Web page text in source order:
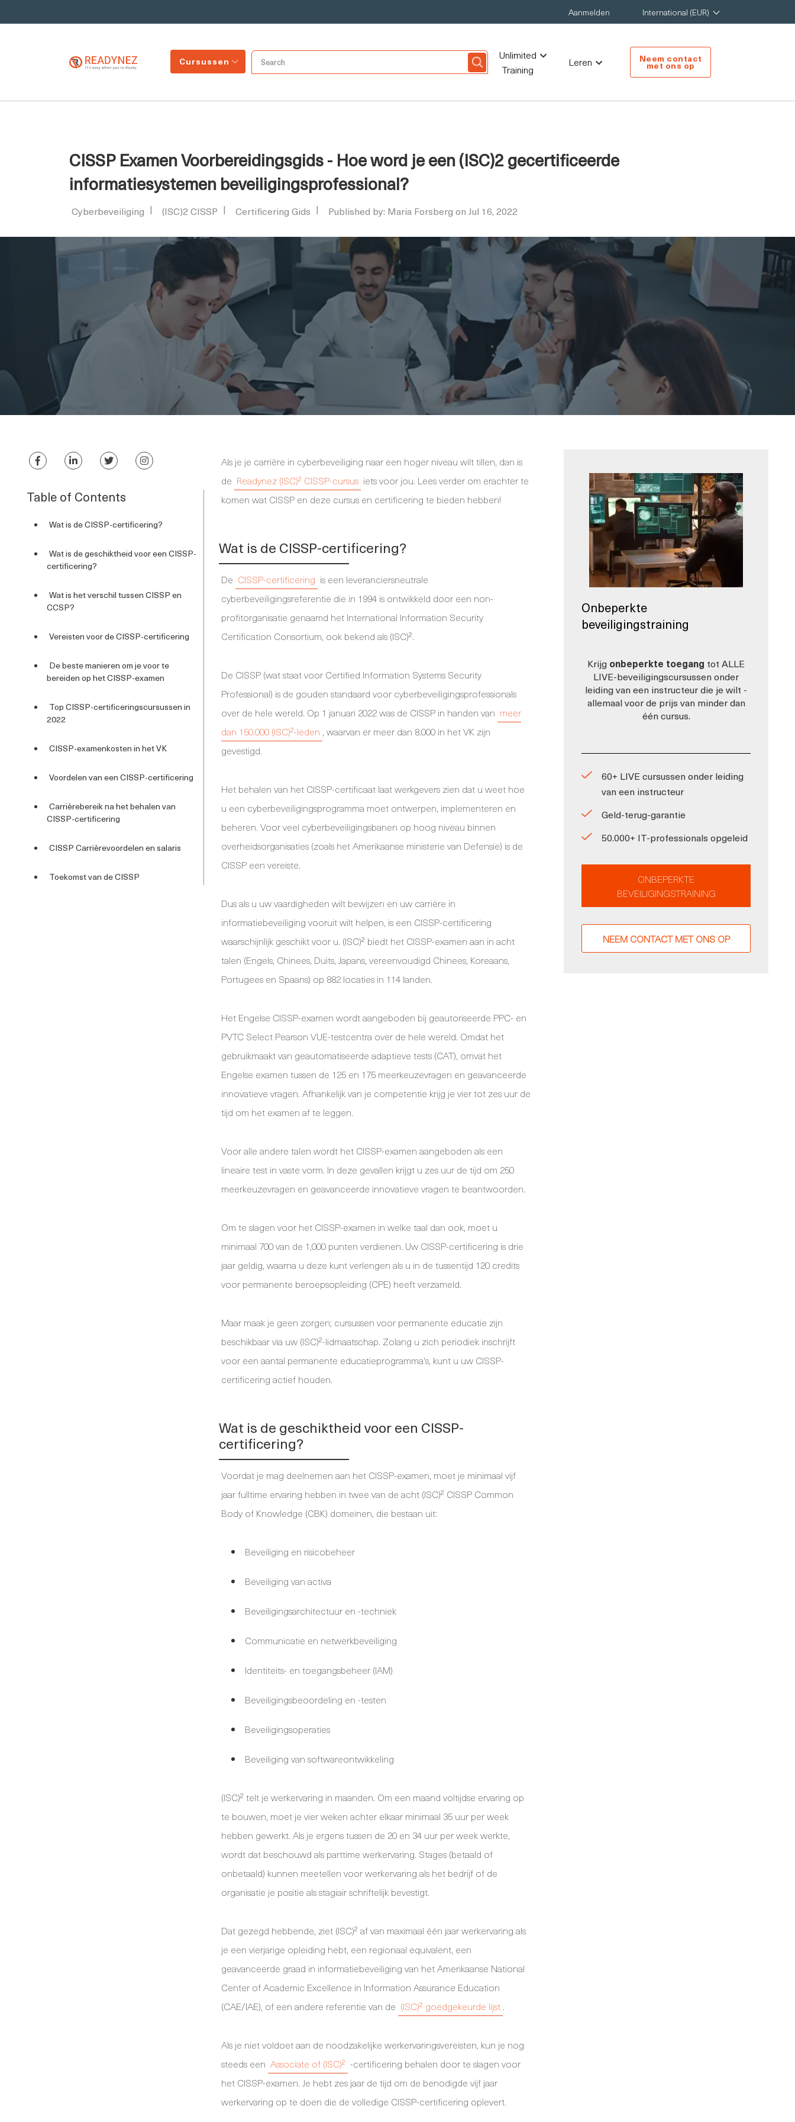
Aanmelden International (EUR)
Cursussen
Unlimited
Training
Leren Neem contact
met ons op
CISSP Examen Voorbereidingsgids - Hoe word je een (ISC)2 gecertificeerde
informatiesystemen beveiligingsprofessional?
Cyberbeveiliging (ISC)2 CISSP Certificering Gids Published by: Maria Forsberg on Jul 16, 2022
Table of Contents
Wat is de CISSP-certificering?
Wat is de geschiktheid voor een CISSP-
certificering?
Wat is het verschil tussen CISSP en
CCSP?
Vereisten voor de CISSP-certificering
De beste manieren om je voor te
bereiden op het CISSP-examen
Top CISSP-certificeringscursussen in
2022
CISSP-examenkosten in het VK
Voordelen van een CISSP-certificering
Carrièrebereik na het behalen van
CISSP-certificering
CISSP Carrièrevoordelen en salaris
Toekomst van de CISSP
Als je je carrière in cyberbeveiliging naar een hoger niveau wilt tillen, dan is
de Readynez (ISC)² CISSP-cursus iets voor jou. Lees verder om erachter te
komen wat CISSP en deze cursus en certificering te bieden hebben!
Wat is de CISSP-certificering?
De CISSP-certificering is een leveranciersneutrale
cyberbeveiligingsreferentie die in 1994 is ontwikkeld door een non-
profitorganisatie genaamd het International Information Security
Certification Consortium, ook bekend als (ISC)².
De CISSP (wat staat voor Certified Information Systems Security
Professional) is de gouden standaard voor cyberbeveiligingsprofessionals
over de hele wereld. Op 1 januari 2022 was de CISSP in handen van meer
dan 150.000 (ISC)²-leden , waarvan er meer dan 8.000 in het VK zijn
gevestigd.
Het behalen van het CISSP-certificaat laat werkgevers zien dat u weet hoe
u een cyberbeveiligingsprogramma moet ontwerpen, implementeren en
beheren. Voor veel cyberbeveiligingsbanen op hoog niveau binnen
overheidsorganisaties (zoals het Amerikaanse ministerie van Defensie) is de
CISSP een vereiste.
Dus als u uw vaardigheden wilt bewijzen en uw carrière in
informatiebeveiliging vooruit wilt helpen, is een CISSP-certificering
waarschijnlijk geschikt voor u. (ISC)² biedt het CISSP-examen aan in acht
talen (Engels, Chinees, Duits, Japans, vereenvoudigd Chinees, Koreaans,
Portugees en Spaans) op 882 locaties in 114 landen.
Het Engelse CISSP-examen wordt aangeboden bij geautoriseerde PPC- en
PVTC Select Pearson VUE-testcentra over de hele wereld. Omdat het
gebruikmaakt van geautomatiseerde adaptieve tests (CAT), omvat het
Engelse examen tussen de 125 en 175 meerkeuzevragen en geavanceerde
innovatieve vragen. Afhankelijk van je competentie krijg je vier tot zes uur de
tijd om het examen af te leggen.
Voor alle andere talen wordt het CISSP-examen aangeboden als een
lineaire test in vaste vorm. In deze gevallen krijgt u zes uur de tijd om 250
meerkeuzevragen en geavanceerde innovatieve vragen te beantwoorden.
Om te slagen voor het CISSP-examen in welke taal dan ook, moet u
minimaal 700 van de 1,000 punten verdienen. Uw CISSP-certificering is drie
jaar geldig, waarna u deze kunt verlengen als u in de tussentijd 120 credits
voor permanente beroepsopleiding (CPE) heeft verzameld.
Maar maak je geen zorgen; cursussen voor permanente educatie zijn
beschikbaar via uw (ISC)²-lidmaatschap. Zolang u zich periodiek inschrijft
voor een aantal permanente educatieprogramma's, kunt u uw CISSP-
certificering actief houden.
Wat is de geschiktheid voor een CISSP-
certificering?
Voordat je mag deelnemen aan het CISSP-examen, moet je minimaal vijf
jaar fulltime ervaring hebben in twee van de acht (ISC)² CISSP Common
Body of Knowledge (CBK) domeinen, die bestaan uit:
Beveiliging en risicobeheer
Beveiliging van activa
Beveiligingsarchitectuur en -techniek
Communicatie en netwerkbeveiliging
Identiteits- en toegangsbeheer (IAM)
Beveiligingsbeoordeling en -testen
Beveiligingsoperaties
Beveiliging van softwareontwikkeling
(ISC)² telt je werkervaring in maanden. Om een maand voltijdse ervaring op
te bouwen, moet je vier weken achter elkaar minimaal 35 uur per week
hebben gewerkt. Als je ergens tussen de 20 en 34 uur per week werkte,
wordt dat beschouwd als parttime werkervaring. Stages (betaald of
onbetaald) kunnen meetellen voor werkervaring als het bedrijf of de
organisatie je positie als stagiair schriftelijk bevestigt.
Dat gezegd hebbende, ziet (ISC)² af van maximaal één jaar werkervaring als
je een vierjarige opleiding hebt, een regionaal equivalent, een
geavanceerde graad in informatiebeveiliging van het Amerikaanse National
Center of Academic Excellence in Information Assurance Education
(CAE/IAE), of een andere referentie van de (ISC)² goedgekeurde lijst .
Als je niet voldoet aan de noodzakelijke werkervaringsvereisten, kun je nog
steeds een Associate of (ISC)² -certificering behalen door te slagen voor
het CISSP-examen. Je hebt zes jaar de tijd om de benodigde vijf jaar
werkervaring op te doen die de volledige CISSP-certificering oplevert.
Onbeperkte
beveiligingstraining
Krijg onbeperkte toegang tot ALLE
LIVE-beveiligingscursussen onder
leiding van een instructeur die je wilt -
allemaal voor de prijs van minder dan
één cursus.
60+ LIVE cursussen onder leiding
van een instructeur
Geld-terug-garantie
50.000+ IT-professionals opgeleid
ONBEPERKTE
BEVEILIGINGSTRAINING
NEEM CONTACT MET ONS OP